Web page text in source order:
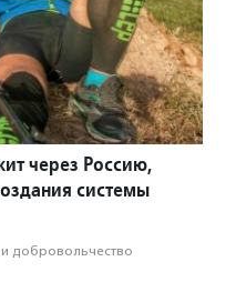
через Россию,
системы
и доброволь­чест­во